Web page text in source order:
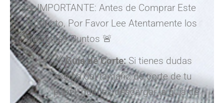
🚨 IMPORTANTE: Antes de Comprar Este
Producto, Por Favor Lee Atentamente los
Siguientes Puntos 🚨
📏Guía de Corte:Si tienes dudas
acerca del tamaño de corte de tu
papel, puedes descargar la guía de